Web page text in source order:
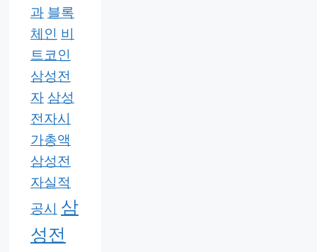
과 블록
체인 비
트코인
삼성전
자 삼성
전자시
가총액
삼성전
자실적
공시
삼
성전